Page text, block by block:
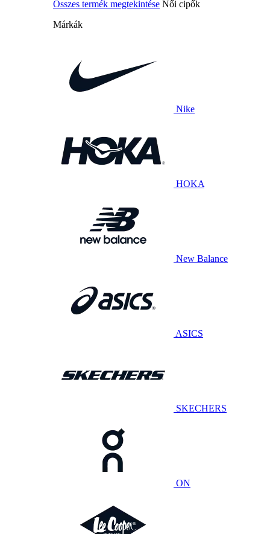
Összes termék megtekintése Női cipők
Márkák
Nike
HOKA
New Balance
ASICS
SKECHERS
ON